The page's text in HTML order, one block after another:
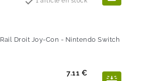
Rail Droit Joy-Con - Nintendo Switch
Prix
7.11 €